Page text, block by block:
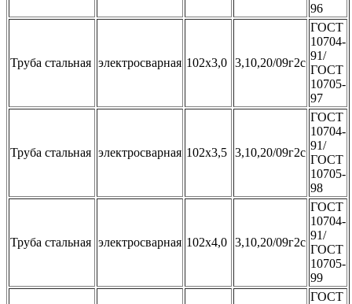
96
Труба стальная электросварная 102х3,0 3,10,20/09г2с
ГОСТ
10704-
91/
ГОСТ
10705-
97
Труба стальная электросварная 102х3,5 3,10,20/09г2с
ГОСТ
10704-
91/
ГОСТ
10705-
98
Труба стальная электросварная 102х4,0 3,10,20/09г2с
ГОСТ
10704-
91/
ГОСТ
10705-
99
ГОСТ